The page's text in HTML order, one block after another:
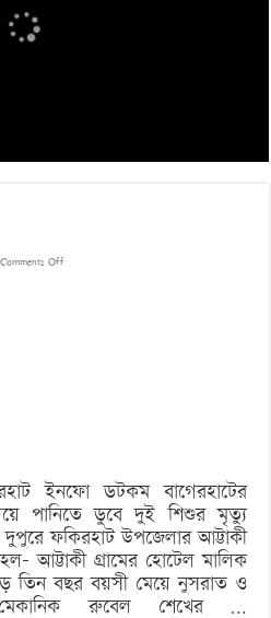
ঢুকছিল তারা
Comments Offon
ইনফো ডটকম বাগেরহাটের
পানিতে ডুবে দুই শিশুর মৃত্যু
ফকিরহাট উপজেলার আট্টাকী
আট্টাকী গ্রামের হোটেল মালিক
তিন বছর বয়সী মেয়ে নুসরাত ও
রুবেল শেখের …